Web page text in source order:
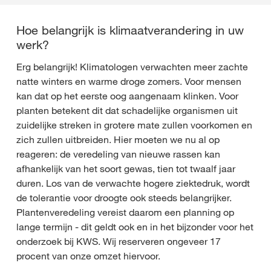
Hoe belangrijk is klimaatverandering in uw
werk?
Erg belangrijk! Klimatologen verwachten meer zachte
natte winters en warme droge zomers. Voor mensen
kan dat op het eerste oog aangenaam klinken. Voor
planten betekent dit dat schadelijke organismen uit
zuidelijke streken in grotere mate zullen voorkomen en
zich zullen uitbreiden. Hier moeten we nu al op
reageren: de veredeling van nieuwe rassen kan
afhankelijk van het soort gewas, tien tot twaalf jaar
duren. Los van de verwachte hogere ziektedruk, wordt
de tolerantie voor droogte ook steeds belangrijker.
Plantenveredeling vereist daarom een planning op
lange termijn - dit geldt ook en in het bijzonder voor het
onderzoek bij KWS. Wij reserveren ongeveer 17
procent van onze omzet hiervoor.